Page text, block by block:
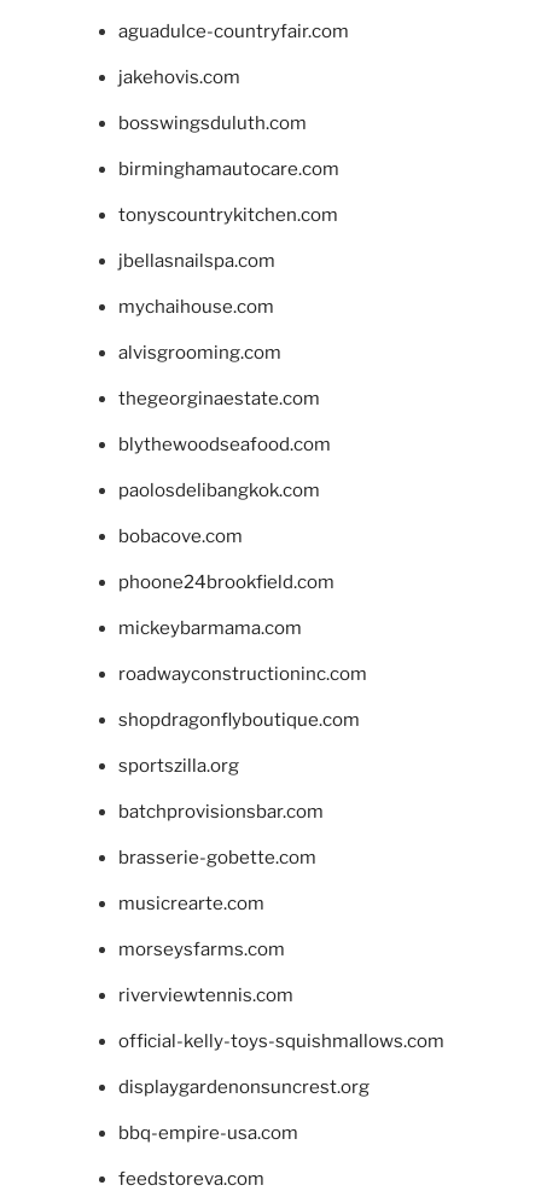
aguadulce-countryfair.com
jakehovis.com
bosswingsduluth.com
birminghamautocare.com
tonyscountrykitchen.com
jbellasnailspa.com
mychaihouse.com
alvisgrooming.com
thegeorginaestate.com
blythewoodseafood.com
paolosdelibangkok.com
bobacove.com
phoone24brookfield.com
mickeybarmama.com
roadwayconstructioninc.com
shopdragonflyboutique.com
sportszilla.org
batchprovisionsbar.com
brasserie-gobette.com
musicrearte.com
morseysfarms.com
riverviewtennis.com
official-kelly-toys-squishmallows.com
displaygardenonsuncrest.org
bbq-empire-usa.com
feedstoreva.com